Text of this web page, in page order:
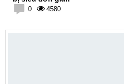
0 4580